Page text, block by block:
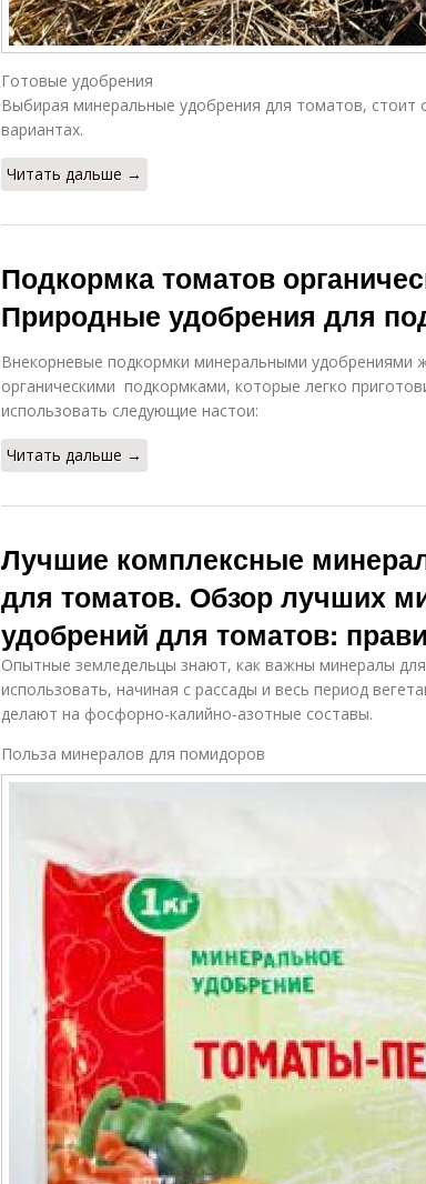
Готовые удобрения
Выбирая минеральные удобрения для томатов, стоит
вариантах.
Читать дальше →
Подкормка томатов
Природные удобрения для
Внекорневые подкормки минеральными удобрениями
органическими подкормками, которые легко
использовать следующие настои:
Читать дальше →
Лучшие комплексные
для томатов. Обзор лучших
удобрений для томатов:
Опытные земледельцы знают, как важны минералы
использовать, начиная с рассады и весь период
делают на фосфорно-калийно-азотные составы.
Польза минералов для помидоров